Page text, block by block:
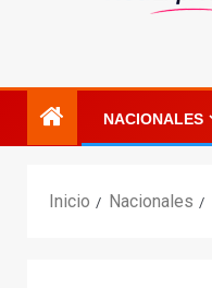
NACIONALES
Inicio Nacionales